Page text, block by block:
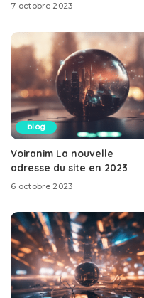
7 octobre 2023
blog
Voiranim La nouvelle
adresse du site en 2023
6 octobre 2023